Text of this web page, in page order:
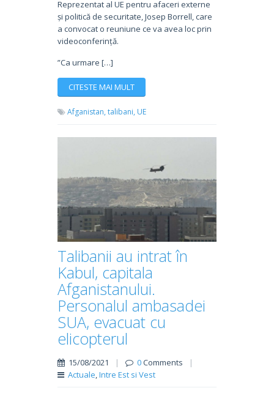
Reprezentat al UE pentru afaceri externe
și politică de securitate, Josep Borrell, care
a convocat o reuniune ce va avea loc prin
videoconferință.
”Ca urmare […]
CITESTE MAI MULT
Afganistan, talibani, UE
Talibanii au intrat în
Kabul, capitala
Afganistanului.
Personalul ambasadei
SUA, evacuat cu
elicopterul
15/08/2021 | 0Comments
|
Actuale,Intre Est si Vest